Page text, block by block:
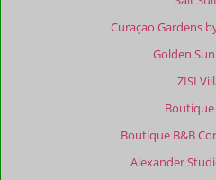
Curaçao Gardens
Golden
ZISI
Boutique
Boutique B&B
Alexander